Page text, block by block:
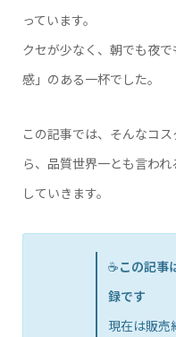
っています。
クセが少なく、朝でも夜
感」のある一杯でした。
この記事では、そんなコ
ら、品質世界一とも言わ
していきます。
☕️この記事
録です
現在は販売